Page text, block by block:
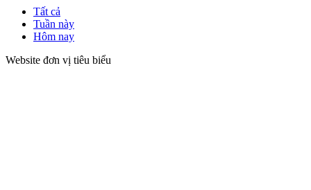
Tất cả
Tuần này
Hôm nay
Website đơn vị tiêu biểu